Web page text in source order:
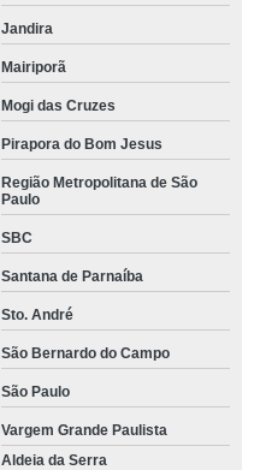
Jandira
Mairiporã
Mogi das Cruzes
Pirapora do Bom Jesus
Região Metropolitana de São
Paulo
SBC
Santana de Parnaíba
Sto. André
São Bernardo do Campo
São Paulo
Vargem Grande Paulista
Aldeia da Serra